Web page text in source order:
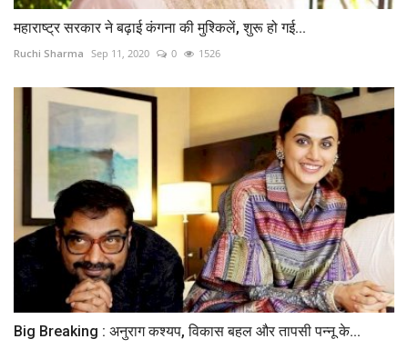
महाराष्ट्र सरकार ने बढ़ाई कंगना की मुश्किलें, शुरू हो गई...
Ruchi Sharma Sep 11, 2020 0 1526
Big Breaking : अनुराग कश्यप, विकास बहल और तापसी पन्नू के...